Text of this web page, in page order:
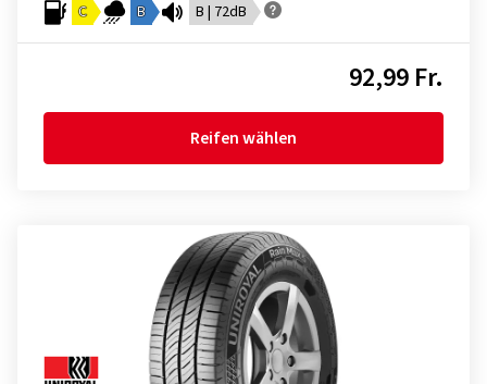
C B B | 72dB
92,99 Fr.
Reifen wählen